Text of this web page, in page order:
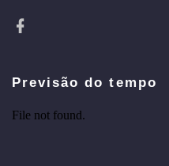
Previsão do tempo